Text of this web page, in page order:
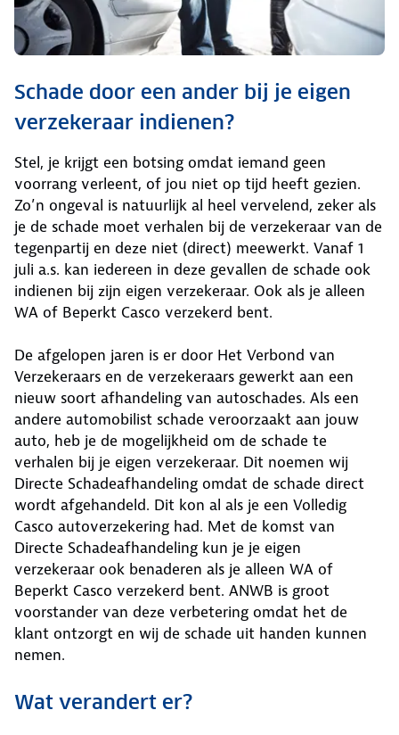
Schade door een ander bij je eigen
verzekeraar indienen?
Stel, je krijgt een botsing omdat iemand geen
voorrang verleent, of jou niet op tijd heeft gezien.
Zo’n ongeval is natuurlijk al heel vervelend, zeker als
je de schade moet verhalen bij de verzekeraar van de
tegenpartij en deze niet (direct) meewerkt. Vanaf 1
juli a.s. kan iedereen in deze gevallen de schade ook
indienen bij zijn eigen verzekeraar. Ook als je alleen
WA of Beperkt Casco verzekerd bent.
De afgelopen jaren is er door Het Verbond van
Verzekeraars en de verzekeraars gewerkt aan een
nieuw soort afhandeling van autoschades. Als een
andere automobilist schade veroorzaakt aan jouw
auto, heb je de mogelijkheid om de schade te
verhalen bij je eigen verzekeraar. Dit noemen wij
Directe Schadeafhandeling omdat de schade direct
wordt afgehandeld. Dit kon al als je een Volledig
Casco autoverzekering had. Met de komst van
Directe Schadeafhandeling kun je je eigen
verzekeraar ook benaderen als je alleen WA of
Beperkt Casco verzekerd bent. ANWB is groot
voorstander van deze verbetering omdat het de
klant ontzorgt en wij de schade uit handen kunnen
nemen.
Wat verandert er?